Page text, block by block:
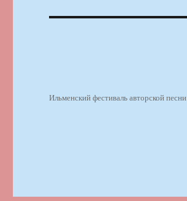
Ильменский фестиваль авторской песни